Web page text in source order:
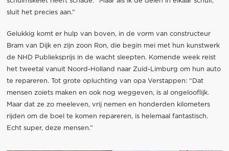
sluit het precies aan.”
Gelukkig komt er hulp van boven, in de vorm van constructeur
Bram van Dijk en zijn zoon Ron, die begin mei met hun kunstwerk
de NHD Publieksprijs in de wacht sleepten. Komende week reist
het tweetal vanuit Noord-Holland naar Zuid-Limburg om hun auto
te repareren. Tot grote opluchting van opa Verstappen: “Dat
mensen zoiets maken en ook nog weggeven, is al ongelooflijk.
Maar dat ze zo meeleven, vrij nemen en honderden kilometers
rijden om de boel te komen repareren, is helemaal fantastisch.
Echt super, deze mensen.”